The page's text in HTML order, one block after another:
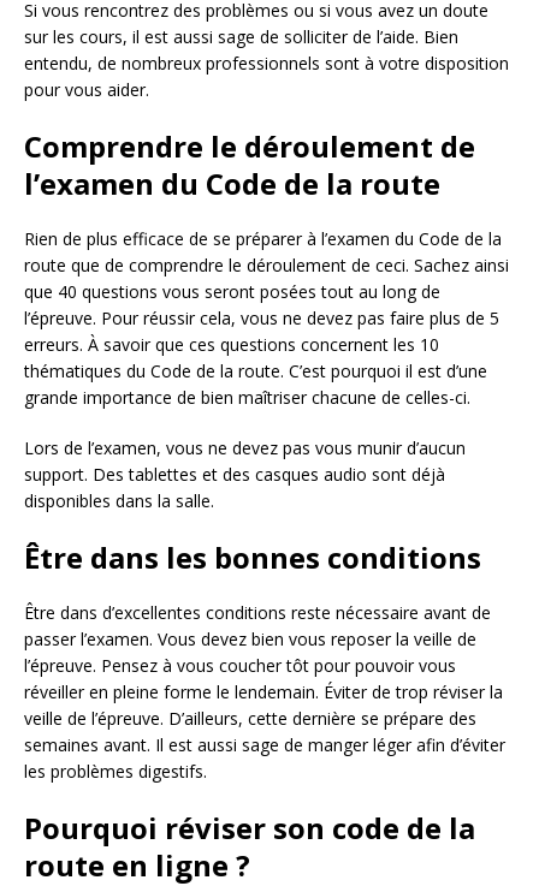
Si vous rencontrez des problèmes ou si vous avez un doute
sur les cours, il est aussi sage de solliciter de l’aide. Bien
entendu, de nombreux professionnels sont à votre disposition
pour vous aider.
Comprendre le déroulement de
l’examen du Code de la route
Rien de plus efficace de se préparer à l’examen du Code de la
route que de comprendre le déroulement de ceci. Sachez ainsi
que 40 questions vous seront posées tout au long de
l’épreuve. Pour réussir cela, vous ne devez pas faire plus de 5
erreurs. À savoir que ces questions concernent les 10
thématiques du Code de la route. C’est pourquoi il est d’une
grande importance de bien maîtriser chacune de celles-ci.
Lors de l’examen, vous ne devez pas vous munir d’aucun
support. Des tablettes et des casques audio sont déjà
disponibles dans la salle.
Être dans les bonnes conditions
Être dans d’excellentes conditions reste nécessaire avant de
passer l’examen. Vous devez bien vous reposer la veille de
l’épreuve. Pensez à vous coucher tôt pour pouvoir vous
réveiller en pleine forme le lendemain. Éviter de trop réviser la
veille de l’épreuve. D’ailleurs, cette dernière se prépare des
semaines avant. Il est aussi sage de manger léger afin d’éviter
les problèmes digestifs.
Pourquoi réviser son code de la
route en ligne ?